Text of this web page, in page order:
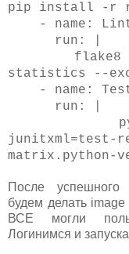
pip install -r
- name: Lint
run: |
flake8 . --
statistics --
- name:
run: |
pytest --
junitxml=test-
matrix.python-
После успешного
будем делать
ВСЕ могли
Логинимся и